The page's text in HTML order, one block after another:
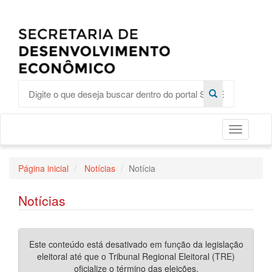
Toggle
Página inicial Notícias Notícia
Notícias
Este conteúdo está desativado em função da legislação
eleitoral até que o Tribunal Regional Eleitoral (TRE)
oficialize o término das eleições.